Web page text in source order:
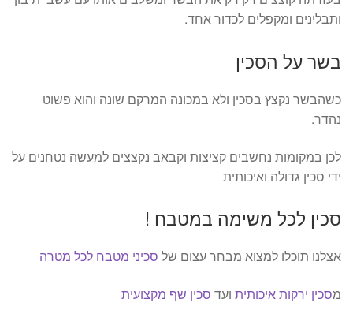
ותבלינים ומקפלים לכדור אחד.
בשר על הסכין
כשהבשר נקצץ בסכין ולא במכונה המרקם שונה והוא פשוט
נהדר.
לכן במקומות נחשבים קציצות וקבאב נקצצים למעשה נטחנים על
ידי סכין גדולה ואיכותית
סכין לכל משימה במטבח !
אצלנו תוכלו למצוא מבחר עצום של סכיני מטבח לכל מטרה
מסכין ירקות איכותית ועד סכין שף מקצועית